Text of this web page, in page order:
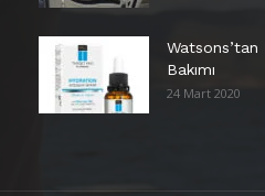
Bakımı
24 Mart 2020